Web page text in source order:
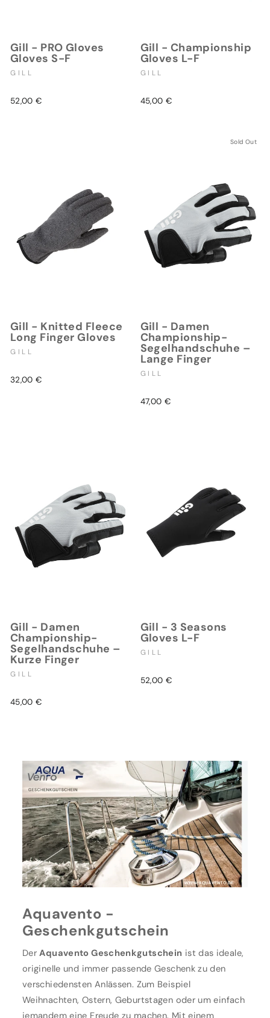
Gill - PRO Gloves
Gloves S-F
GILL
52,00 €
Gill - Championship
Gloves L-F
GILL
45,00 €
Gill - Knitted Fleece
Long Finger Gloves
GILL
32,00 €
Sold Out
Gill - Damen
Championship-
Segelhandschuhe –
Lange Finger
GILL
47,00 €
Gill - Damen
Championship-
Segelhandschuhe –
Kurze Finger
GILL
45,00 €
Gill - 3 Seasons
Gloves L-F
GILL
52,00 €
Aquavento -
Geschenkgutschein
DerAquavento Geschenkgutschein ist das ideale,
originelle und immer passende Geschenk zu den
verschiedensten Anlässen. Zum Beispiel
Weihnachten, Ostern, Geburtstagen oder um einfach